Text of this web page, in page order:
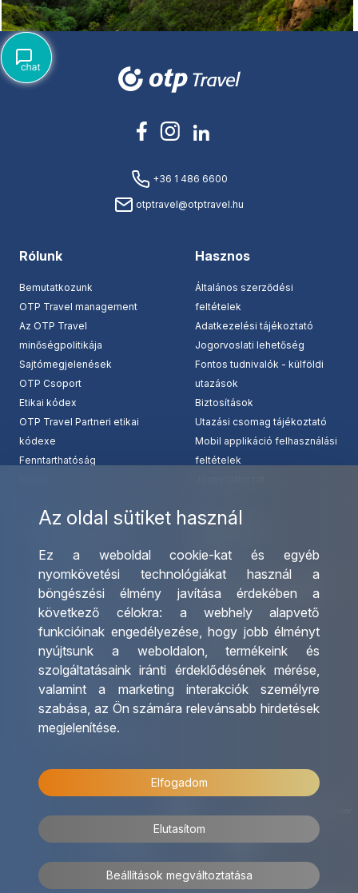
Az oldal sütiket használ
Ez a weboldal cookie-kat és egyéb
nyomkövetési technológiákat használ a
böngészési élmény javítása érdekében a
következő célokra: a webhely alapvető
funkcióinak engedélyezése, hogy jobb élményt
nyújtsunk a weboldalon,termékeink és
szolgáltatásaink iránti érdeklődésének mérése,
valamint a marketing interakciók személyre
szabása, az Ön számára relevánsabb hirdetések
megjelenítése.
Elfogadom
Elutasítom
Beállítások megváltoztatása
+36 1 486 6600
otptravel@otptravel.hu
Rólunk
Bemutatkozunk
OTP Travel management
Az OTP Travel
minőségpolitikája
Sajtómegjelenések
OTP Csoport
Etikai kódex
OTP Travel Partneri etikai
kódexe
Fenntarthatóság
Hasznos
Általános szerződési
feltételek
Adatkezelési tájékoztató
Jogorvoslati lehetőség
Fontos tudnivalók - külföldi
utazások
Biztosítások
Utazási csomag tájékoztató
Mobil applikáció felhasználási
feltételek
Csoportos utazások
szervezése
Egyéni utak szervezése
Hajóutak
Üzleti utaztatás
Nemzetközi tanár és
diákigazolványok
Letölthető katalógusunk
Ajándékutalvány
OTP Travel kedvezmények
Irodáink
Utazásszervező partnereink
Viszonteladó Partnereink
Partnereinknek
Utazási kérdőív
Impresszum
© 2026 OTP Travel Minden jog fenntartva